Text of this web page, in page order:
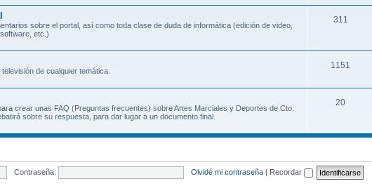
sobre el portal, así como toda clase de duda de informática (edición de video,
etc.)
311
de cualquier temática.
1151
crear unas FAQ (Preguntas frecuentes) sobre Artes Marciales y Deportes de Cto.
sobre su respuesta, para dar lugar a un documento final.
20
Contraseña: Olvidé mi contraseña | Recordar